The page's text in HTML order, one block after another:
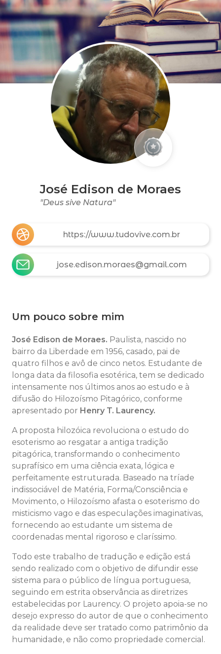
José Edison de Moraes
"Deus sive Natura"
https://www.tudovive.com.br
jose.edison.moraes@gmail.com
Um pouco sobre mim
José Edison de Moraes. Paulista, nascido no
bairro da Liberdade em 1956, casado, pai de
quatro filhos e avô de cinco netos. Estudante de
longa data da filosofia esotérica, tem se dedicado
intensamente nos últimos anos ao estudo e à
difusão do Hilozoísmo Pitagórico, conforme
apresentado por Henry T. Laurency.
A proposta hilozóica revoluciona o estudo do
esoterismo ao resgatar a antiga tradição
pitagórica, transformando o conhecimento
suprafísico em uma ciência exata, lógica e
perfeitamente estruturada. Baseado na tríade
indissociável de Matéria, Forma/Consciência e
Movimento, o Hilozoísmo afasta o esoterismo do
misticismo vago e das especulações imaginativas,
fornecendo ao estudante um sistema de
coordenadas mental rigoroso e claríssimo.
Todo este trabalho de tradução e edição está
sendo realizado com o objetivo de difundir esse
sistema para o público de língua portuguesa,
seguindo em estrita observância as diretrizes
estabelecidas por Laurency. O projeto apoia-se no
desejo expresso do autor de que o conhecimento
da realidade deve ser tratado como patrimônio da
humanidade, e não como propriedade comercial.